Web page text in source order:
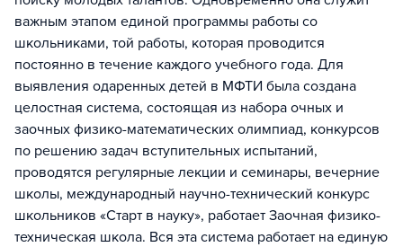
важным этапом единой программы работы со
школьниками, той работы, которая проводится
постоянно в течение каждого учебного года. Для
выявления одаренных детей в МФТИ была создана
целостная система, состоящая из набора очных и
заочных физико-математических олимпиад, конкурсов
по решению задач вступительных испытаний,
проводятся регулярные лекции и семинары, вечерние
школы, международный научно-технический конкурс
школьников «Старт в науку», работает Заочная физико-
техническая школа. Вся эта система работает на единую